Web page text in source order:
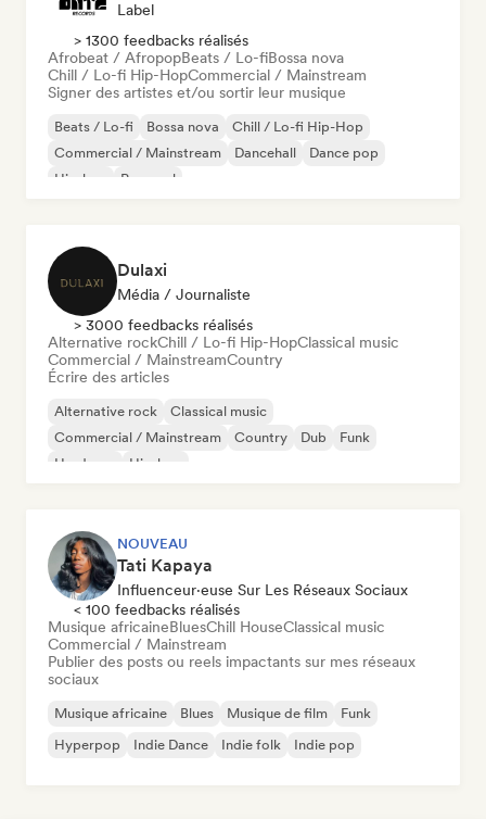
Label
> 1300 feedbacks réalisés
Afrobeat / AfropopBeats / Lo-fiBossa nova
Chill / Lo-fi Hip-HopCommercial / Mainstream
Signer des artistes et/ou sortir leur musique
Beats / Lo-fi Bossa nova
Chill / Lo-fi Hip-Hop
Commercial / Mainstream
Dancehall
Dance pop
Hip-hop
Pop soul
Dulaxi
Média / Journaliste
> 3000 feedbacks réalisés
Alternative rockChill / Lo-fi Hip-HopClassical music
Commercial / MainstreamCountry
Écrire des articles
Alternative rock
Classical music
Commercial / Mainstream
Country Dub
Funk
Hardcore
Hip-hop
NOUVEAU
Tati Kapaya
Influenceur·euse Sur Les Réseaux Sociaux
< 100 feedbacks réalisés
Musique africaineBluesChill HouseClassical music
Commercial / Mainstream
Publier des posts ou reels impactants sur mes réseaux
sociaux
Musique africaine Blues Musique de film
Funk
Hyperpop
Indie Dance Indie folk Indie pop